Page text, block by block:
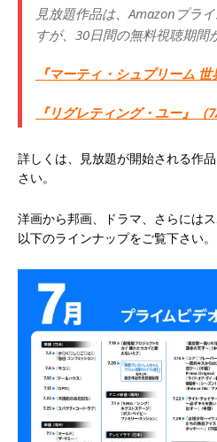
見放題作品は、Amazonプラ
すが、30日間の無料視聴期間
『マーティ・シュプリーム
『リグレティング・ユー』（
詳しくは、見放題が開始される作
さい。
洋画から邦画、ドラマ、さらには
以下のラインナップをご覧下さい。